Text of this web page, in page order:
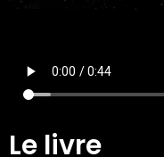
Le livre